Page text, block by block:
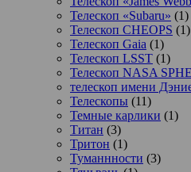
Телескоп «Subaru» (1)
Телескоп CHEOPS (1)
Телескоп Gaia (1)
Телескоп LSST (1)
Телескоп NASA
телескоп имени
Телескопы (11)
Темные карлики (1)
Титан (3)
Тритон (1)
Туманнности (3)